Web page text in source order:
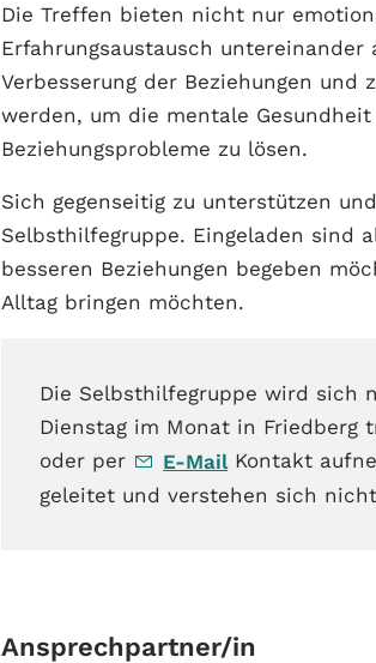
Die Treffen bieten nicht nur
Erfahrungsaustausch
Verbesserung der Beziehungen
werden, um die mentale
Beziehungsprobleme zu lösen.
Sich gegenseitig zu unterstützen
Selbsthilfegruppe. Eingeladen sind
besseren Beziehungen begeben
Alltag bringen möchten.
Die Selbsthilfegruppe wird sich
Dienstag im Monat in Friedberg
oder per
E-Mail Kontakt
geleitet und verstehen sich
Ansprechpartner/in